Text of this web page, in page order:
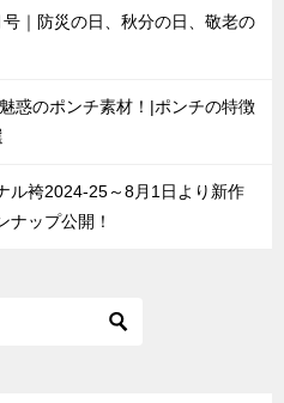
｜防災の日、秋分の日、敬老の
惑のポンチ素材！|ポンチの特徴
ル袴2024-25～8月1日より新作
ナップ公開！